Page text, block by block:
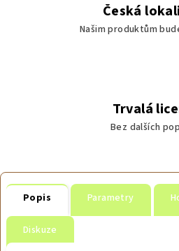
Česká
Našim produktům
Trvalá
Bez dalších
Popis Parametry
Diskuze